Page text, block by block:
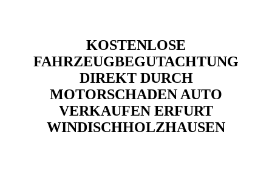
KOSTENLOSE
FAHRZEUGBEGUTACHTUNG
DIREKT DURCH
MOTORSCHADEN AUTO
VERKAUFEN ERFURT
WINDISCHHOLZHAUSEN